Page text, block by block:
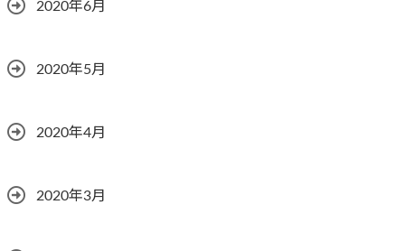
2020年6月
2020年5月
2020年4月
2020年3月